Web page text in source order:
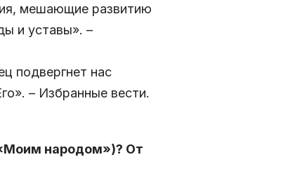
мешающие развитию
и уставы». –
подвергнет нас
– Избранные вести.
народом»)? От